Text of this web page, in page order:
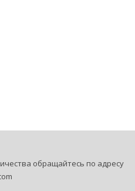
обращайтесь по адресу